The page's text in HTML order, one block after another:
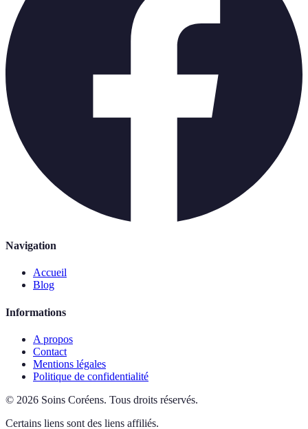
Navigation
Accueil
Blog
Informations
A propos
Contact
Mentions légales
Politique de confidentialité
© 2026 Soins Coréens. Tous droits réservés.
Certains liens sont des liens affiliés.